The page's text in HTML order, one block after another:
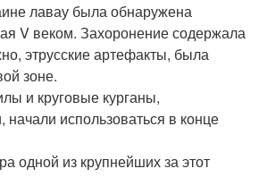
лавау была обнаружена
V веком. Захоронение содержала
этрусские артефакты, была
зоне.
и круговые курганы,
использоваться в конце
одной из крупнейших за этот